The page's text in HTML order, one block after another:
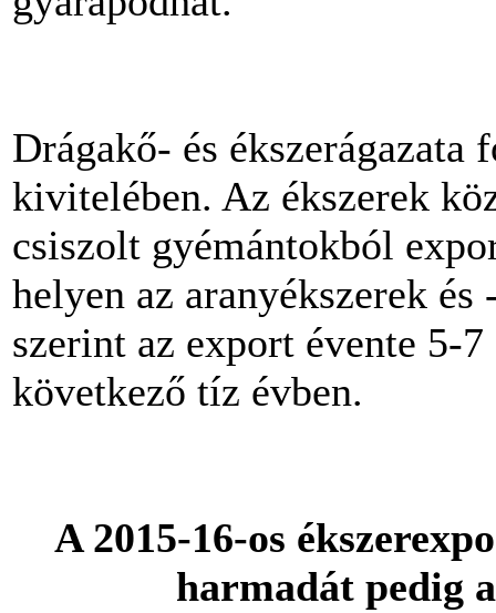
Drágakő- és
kivitelében. Az ékszerek
csiszolt gyémántokból
helyen az aranyékszerek
szerint az export évente 5-
következő tíz évben.
A 2015-16-os
harmadát pedig